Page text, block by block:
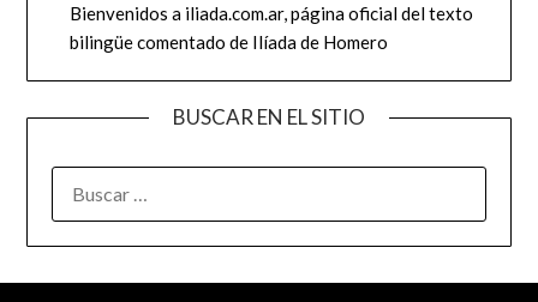
Bienvenidos a iliada.com.ar, página oficial del texto
bilingüe comentado de Ilíada de Homero
BUSCAR EN EL SITIO